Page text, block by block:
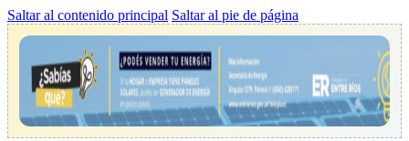
Saltar al contenido principal Saltar al pie de página